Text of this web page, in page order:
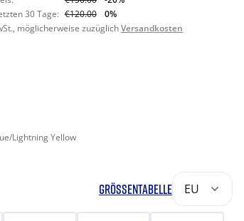
30 Tage: €120.00
0%
möglicherweise zuzüglichVersandkosten
Lightning Yellow
GRÖSSENTABELLE EU